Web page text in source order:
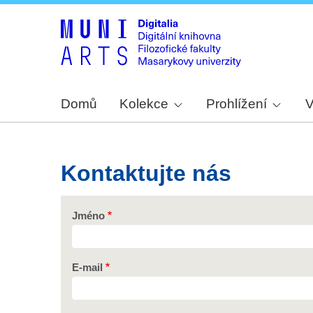
Domů Kolekce Prohlížení
Kontaktujte nás
Jméno
E-mail